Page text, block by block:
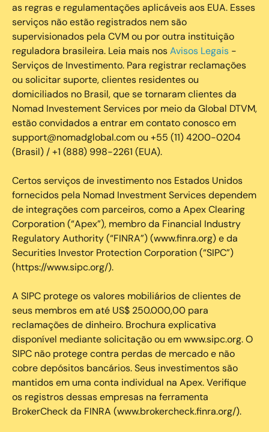
as regras e regulamentações aplicáveis aos EUA. Esses
serviços não estão registrados nem são
supervisionados pela CVM ou por outra instituição
reguladora brasileira. Leia mais nosAvisos Legais -
Serviços de Investimento. Para registrar reclamações
ou solicitar suporte, clientes residentes ou
domiciliados no Brasil, que se tornaram clientes da
Nomad Investement Services por meio da Global DTVM,
estão convidados a entrar em contato conosco em
support@nomadglobal.com ou +55 (11) 4200-0204
(Brasil) / +1 (888) 998-2261 (EUA).
Certos serviços de investimento nos Estados Unidos
fornecidos pela Nomad Investment Services dependem
de integrações com parceiros, como a Apex Clearing
Corporation (“Apex”), membro da Financial Industry
Regulatory Authority (“FINRA”) (www.finra.org) e da
Securities Investor Protection Corporation (“SIPC”)
(https://www.sipc.org/).
A SIPC protege os valores mobiliários de clientes de
seus membros em até US$ 250.000,00 para
reclamações de dinheiro. Brochura explicativa
disponível mediante solicitação ou em www.sipc.org. O
SIPC não protege contra perdas de mercado e não
cobre depósitos bancários. Seus investimentos são
mantidos em uma conta individual na Apex. Verifique
os registros dessas empresas na ferramenta
BrokerCheck da FINRA (www.brokercheck.finra.org/).